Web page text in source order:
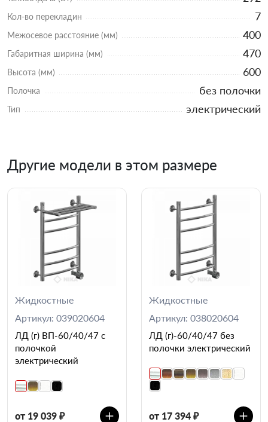
Кол-во перекладин 7
Межосевое расстояние (мм) 400
Габаритная ширина (мм) 470
Высота (мм) 600
Полочка без полочки
Тип электрический
Другие модели в этом размере
Жидкостные
Артикул: 039020604
ЛД (г) ВП-60/40/47 с
полочкой
электрический
от 19 039 ₽
Жидкостные
Артикул: 038020604
ЛД (г)-60/40/47 без
полочки электрический
от 17 394 ₽